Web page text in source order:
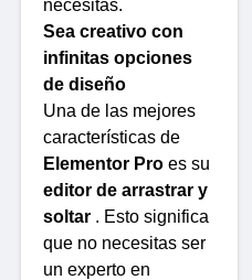
necesitas.
Sea creativo con
infinitas opciones
de diseño
Una de las mejores
características de
Elementor Pro es su
editor de arrastrar y
soltar . Esto significa
que no necesitas ser
un experto en